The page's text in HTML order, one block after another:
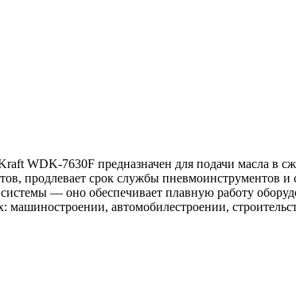
WDK-7630F предназначен для подачи масла в
продлевает срок службы пневмоинструментов
системы — оно обеспечивает плавную работу
автомобилестроении,